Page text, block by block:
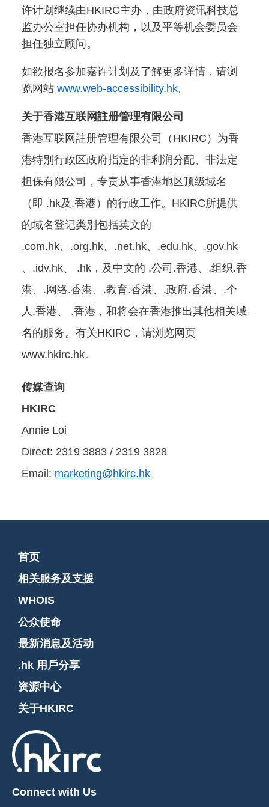
许计划继续由HKIRC主办，由政府资讯科技总
监办公室担任协办机构，以及平等机会委员会
担任独立顾问。
如欲报名参加嘉许计划及了解更多详情，请浏
览网站 www.web-accessibility.hk。
关于香港互联网註册管理有限公司
香港互联网註册管理有限公司（HKIRC）为香
港特別行政区政府指定的非利润分配、非法定
担保有限公司，专责从事香港地区顶级域名
（即 .hk及.香港）的行政工作。HKIRC所提供
的域名登记类別包括英文的
.com.hk、.org.hk、.net.hk、.edu.hk、.gov.hk
、.idv.hk、 .hk，及中文的 .公司.香港、.组织.香
港、.网络.香港、.教育.香港、.政府.香港、.个
人.香港、 .香港，和将会在香港推出其他相关域
名的服务。有关HKIRC，请浏览网页
www.hkirc.hk。
传媒查询
HKIRC
Annie Loi
Direct: 2319 3883 / 2319 3828
Email: marketing@hkirc.hk
首页
相关服务及支援
WHOIS
公众使命
最新消息及活动
.hk 用戶分享
资源中心
关于HKIRC
Connect with Us